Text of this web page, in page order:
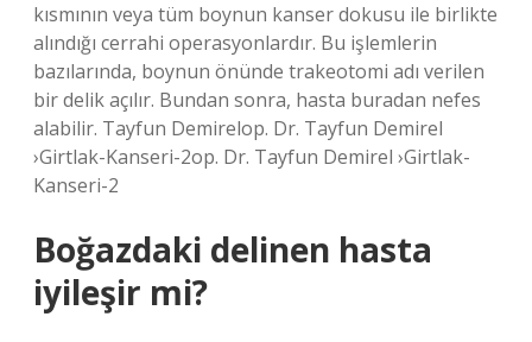
kısmının veya tüm boynun kanser dokusu ile birlikte
alındığı cerrahi operasyonlardır. Bu işlemlerin
bazılarında, boynun önünde trakeotomi adı verilen
bir delik açılır. Bundan sonra, hasta buradan nefes
alabilir. Tayfun Demirelop. Dr. Tayfun Demirel
›Girtlak-Kanseri-2op. Dr. Tayfun Demirel ›Girtlak-
Kanseri-2
Boğazdaki delinen hasta
iyileşir mi?